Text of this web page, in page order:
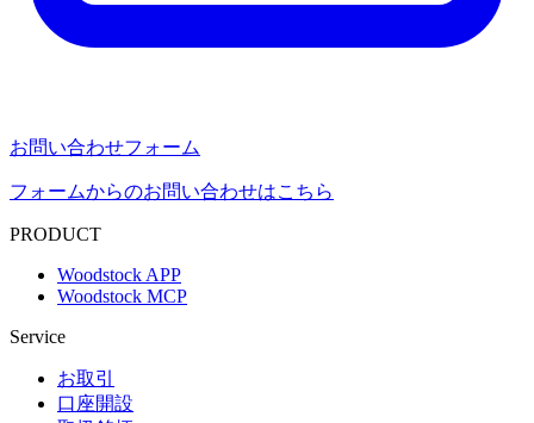
お問い合わせフォーム
フォームからのお問い合わせはこちら
PRODUCT
Woodstock APP
Woodstock MCP
Service
お取引
口座開設